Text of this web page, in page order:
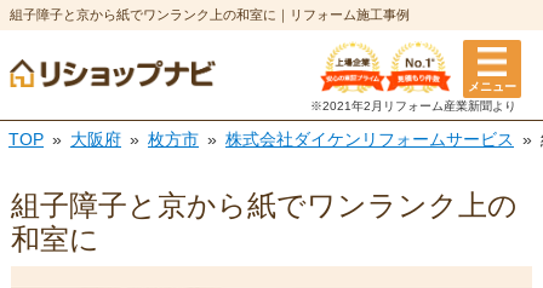
組子障子と京から紙でワンランク上の和室に｜リフォーム施工事例
メニュー
※2021年2月リフォーム産業新聞より
TOP 大阪府 枚方市 株式会社ダイケンリフォームサービス
組子障子と京から紙でワンランク上の
和室に